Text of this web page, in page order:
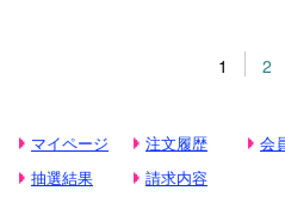
1 2
マイページ 注文履歴
会
抽選結果
請求内容